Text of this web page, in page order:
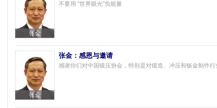
张金
不要用 “世界眼光”负能量
张金
张金：感恩与邀请
感谢你们对中国锻压协会，特别是对锻造、冲压和钣金制作